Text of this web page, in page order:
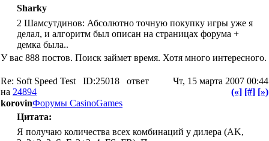
Sharky
2 Шамсутдинов: Абсолютно точную покупку игры уже я
делал, и алгоритм был описан на страницах форума +
демка была..
У вас 888 постов. Поиск займет время. Хотя много интересного.
Re: Soft Speed Test ID:25018 ответ
на 24894
Чт, 15 марта 2007 00:44
(«] [#] [»)
korovinФорумы CasinoGames
Цитата:
Я получаю количества всех комбинаций у дилера (AK,